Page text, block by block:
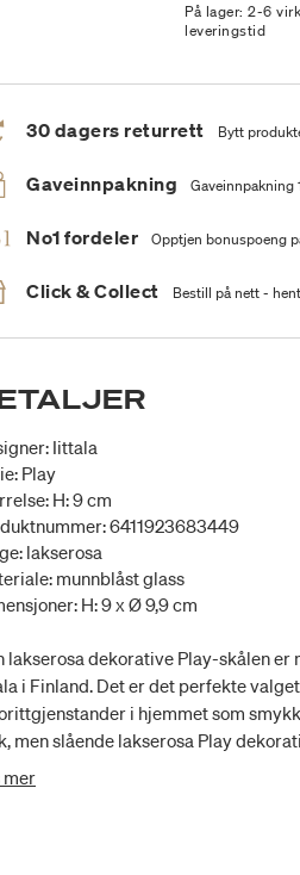
På lager: 2-6
leveringstid
30 dagers returrett Bytt
Gaveinnpakning Gaveinnpakning
No1 fordeler Opptjen bonuspoeng
Click & Collect Bestill på nett -
Iittala
Play
H: 9 cm
6411923683449
lakserosa
munnblåst glass
H: 9 x Ø 9,9 cm
lakserosa dekorative Play-skålen
i Finland. Det er det perfekte
i hjemmet som
men slående lakserosa Play
designet og den vakre fargen gjør
mer